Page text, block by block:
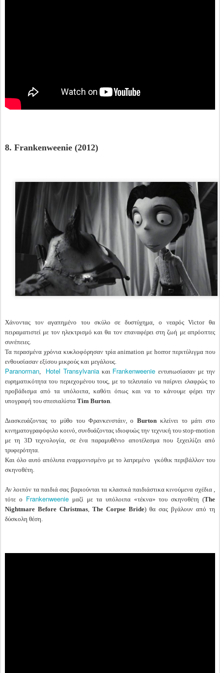
8. Frankenweenie (2012)
Χάνοντας τον αγαπημένο του σκύλο σε δυστύχημα, ο νεαρός Victor θα
πειραματιστεί με τον ηλεκτρισμό και θα τον επαναφέρει στη ζωή με απρόοπτες
συνέπειες.
Τα περασμένα χρόνια κυκλοφόρησαν τρία animation με horror περιτύλιγμα που
ενθουσίασαν εξίσου μικρούς και μεγάλους.
Paranorman, Hotel Transylvaniaκαι Frankenweenieεντυπωσίασαν με την
ευρηματικότητα του περιεχομένου τους, με το τελευταίο να παίρνει ελαφρώς το
προβάδισμα από τα υπόλοιπα, καθότι όπως και να το κάνουμε φέρει την
υπογραφή του σπεσιαλίστα Tim Burton.
Διασκευάζοντας το μύθο του Φρανκενστάιν, οBurtonκλείνει το μάτι στο
κινηματογραφόφιλο κοινό, συνδυάζοντας ιδιοφυώς την τεχνική του stop-motion
με τη 3D τεχνολογία, σε ένα παραμυθένιο αποτέλεσμα που ξεχειλίζει από
τρυφερότητα.
Και όλο αυτό απόλυτα εναρμονισμένο με το λατρεμένο γκόθικ περιβάλλον του
σκηνοθέτη.
Αν λοιπόν τα παιδιά σας βαριούνται τα κλασικά παιδιάστικα κινούμενα σχέδια ,
τότε ο Frankenweenie μαζί με τα υπόλοιπα «τέκνα» του σκηνοθέτη (The
Nightmare Before Christmas, The Corpse Bride) θα σας βγάλουν από τη
δύσκολη θέση.